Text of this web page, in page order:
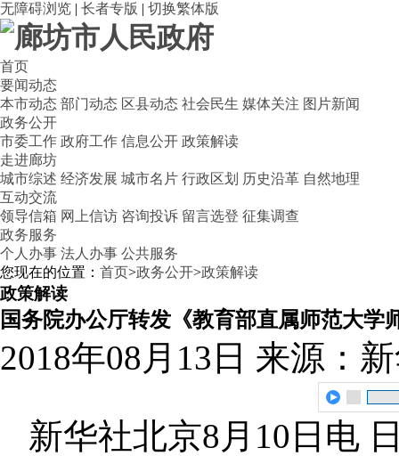
无障碍浏览 | 长者专版 | 切换繁体版
首页
要闻动态
本市动态 部门动态 区县动态 社会民生 媒体关注 图片新闻
政务公开
市委工作 政府工作 信息公开 政策解读
走进廊坊
城市综述 经济发展 城市名片 行政区划 历史沿革 自然地理
互动交流
领导信箱 网上信访 咨询投诉 留言选登 征集调查
政务服务
个人办事 法人办事 公共服务
您现在的位置： 首页>政务公开>政策解读
政策解读
国务院办公厅转发《教育部直属师范大学
2018年08月13日 来源：
新华社北京8月10日电